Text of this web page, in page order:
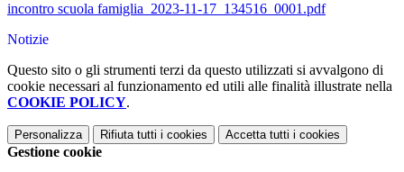
incontro scuola famiglia_2023-11-17_134516_0001.pdf
Notizie
Questo sito o gli strumenti terzi da questo utilizzati si avvalgono di
cookie necessari al funzionamento ed utili alle finalità illustrate nella
COOKIE POLICY.
Personalizza Rifiuta tutti i cookies Accetta tutti i cookies
Gestione cookie